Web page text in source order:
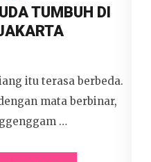
TUMBUH DI
itu terasa berbeda.
mata berbinar,
…